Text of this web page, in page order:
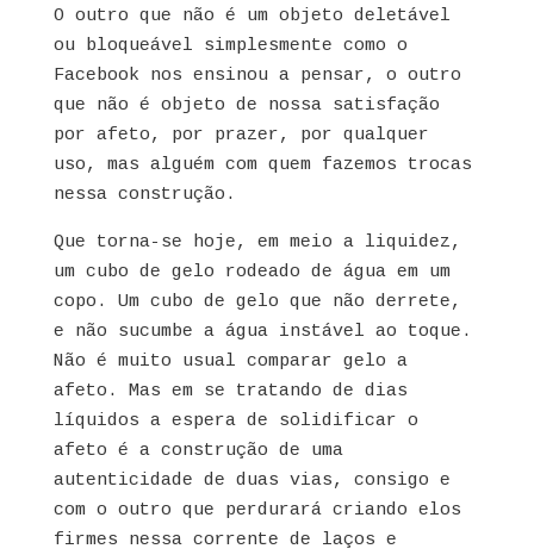
O outro que não é um objeto deletável
ou bloqueável simplesmente como o
Facebook nos ensinou a pensar, o outro
que não é objeto de nossa satisfação
por afeto, por prazer, por qualquer
uso, mas alguém com quem fazemos trocas
nessa construção.
Que torna-se hoje, em meio a liquidez,
um cubo de gelo rodeado de água em um
copo. Um cubo de gelo que não derrete,
e não sucumbe a água instável ao toque.
Não é muito usual comparar gelo a
afeto. Mas em se tratando de dias
líquidos a espera de solidificar o
afeto é a construção de uma
autenticidade de duas vias, consigo e
com o outro que perdurará criando elos
firmes nessa corrente de laços e